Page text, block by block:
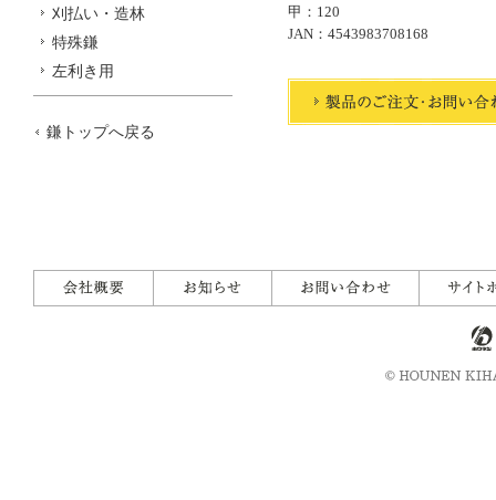
甲：120
JAN：4543983708168
刈払い・造林
特殊鎌
左利き用
鎌トップへ戻る